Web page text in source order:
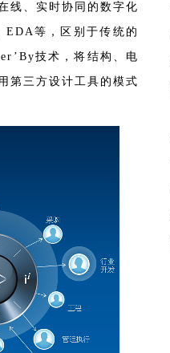
线、实时协同的数字化
等，区别于传统的
技术，将结构、电
第三方设计工具的模式